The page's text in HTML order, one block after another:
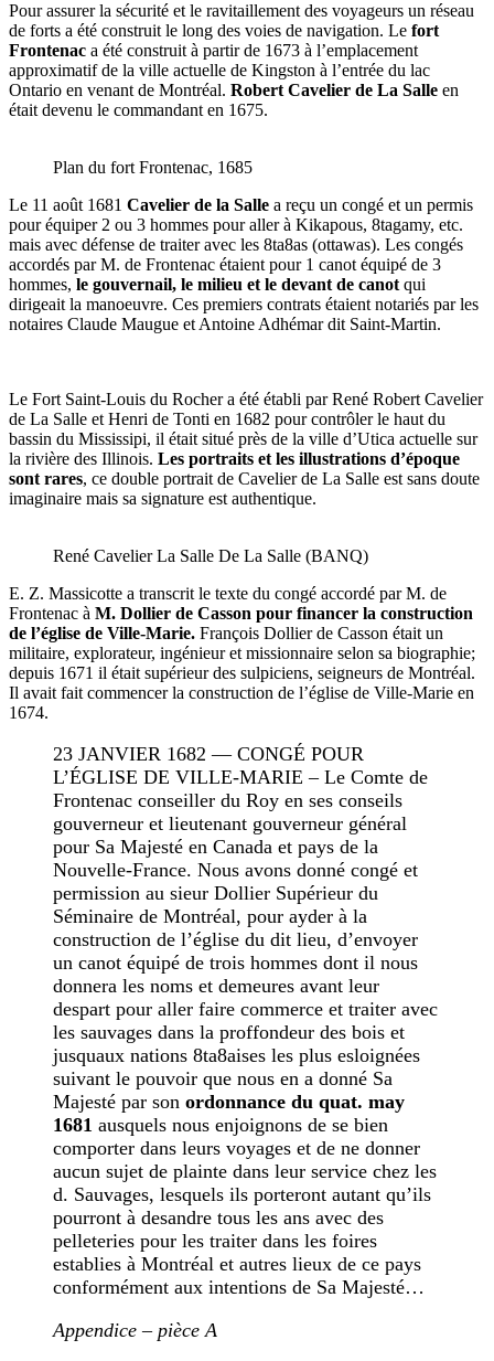
Pour assurer la sécurité et le ravitaillement des voyageurs un réseau
de forts a été construit le long des voies de navigation. Le fort
Frontenac a été construit à partir de 1673 à l’emplacement
approximatif de la ville actuelle de Kingston à l’entrée du lac
Ontario en venant de Montréal. Robert Cavelier de La Salle en
était devenu le commandant en 1675.
Plan du fort Frontenac, 1685
Le 11 août 1681 Cavelier de la Salle a reçu un congé et un permis
pour équiper 2 ou 3 hommes pour aller à Kikapous, 8tagamy, etc.
mais avec défense de traiter avec les 8ta8as (ottawas). Les congés
accordés par M. de Frontenac étaient pour 1 canot équipé de 3
hommes, le gouvernail, le milieu et le devant de canotqui
dirigeait la manoeuvre. Ces premiers contrats étaient notariés par les
notaires Claude Maugue et Antoine Adhémar dit Saint-Martin.
Le Fort Saint-Louis du Rocher a été établi par René Robert Cavelier
de La Salle et Henri de Tonti en 1682 pour contrôler le haut du
bassin du Mississipi, il était situé près de la ville d’Utica actuelle sur
la rivière des Illinois. Les portraits et les illustrations d’époque
sont rares, ce double portrait de Cavelier de La Salle est sans doute
imaginaire mais sa signature est authentique.
René Cavelier La Salle De La Salle (BANQ)
E. Z. Massicotte a transcrit le texte du congé accordé par M. de
Frontenac à M. Dollier de Casson pour financer la construction
de l’église de Ville-Marie. François Dollier de Casson était un
militaire, explorateur, ingénieur et missionnaire selon sa biographie;
depuis 1671 il était supérieur des sulpiciens, seigneurs de Montréal.
Il avait fait commencer la construction de l’église de Ville-Marie en
1674.
23 JANVIER 1682 — CONGÉ POUR
L’ÉGLISE DE VILLE-MARIE – Le Comte de
Frontenac conseiller du Roy en ses conseils
gouverneur et lieutenant gouverneur général
pour Sa Majesté en Canada et pays de la
Nouvelle-France. Nous avons donné congé et
permission au sieur Dollier Supérieur du
Séminaire de Montréal, pour ayder à la
construction de l’église du dit lieu, d’envoyer
un canot équipé de trois hommes dont il nous
donnera les noms et demeures avant leur
despart pour aller faire commerce et traiter avec
les sauvages dans la proffondeur des bois et
jusquaux nations 8ta8aises les plus esloignées
suivant le pouvoir que nous en a donné Sa
Majesté par son ordonnance du quat. may
1681 ausquels nous enjoignons de se bien
comporter dans leurs voyages et de ne donner
aucun sujet de plainte dans leur service chez les
d. Sauvages, lesquels ils porteront autant qu’ils
pourront à desandre tous les ans avec des
pelleteries pour les traiter dans les foires
establies à Montréal et autres lieux de ce pays
conformément aux intentions de Sa Majesté…
Appendice – pièce A